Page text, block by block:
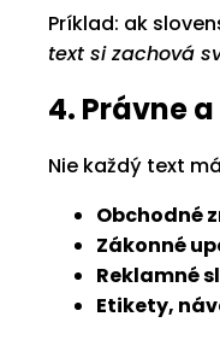
Príklad: ak
text si zachová
4. Právne
Nie každý text
Obchodné
Zákonné
Reklamné
Etikety,